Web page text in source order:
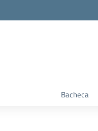
Bacheca